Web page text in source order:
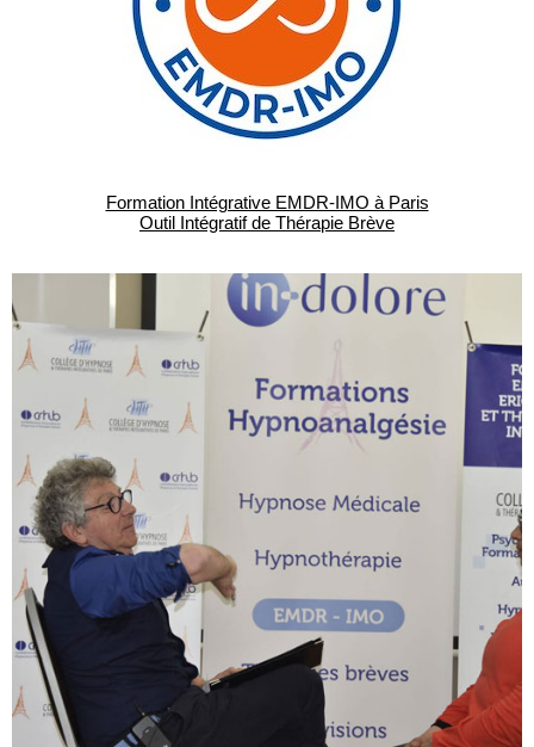
Formation Intégrative EMDR-IMO à Paris
Outil Intégratif de Thérapie Brève